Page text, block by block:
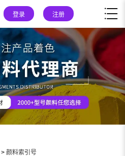
登录 注册
> 颜料索引号